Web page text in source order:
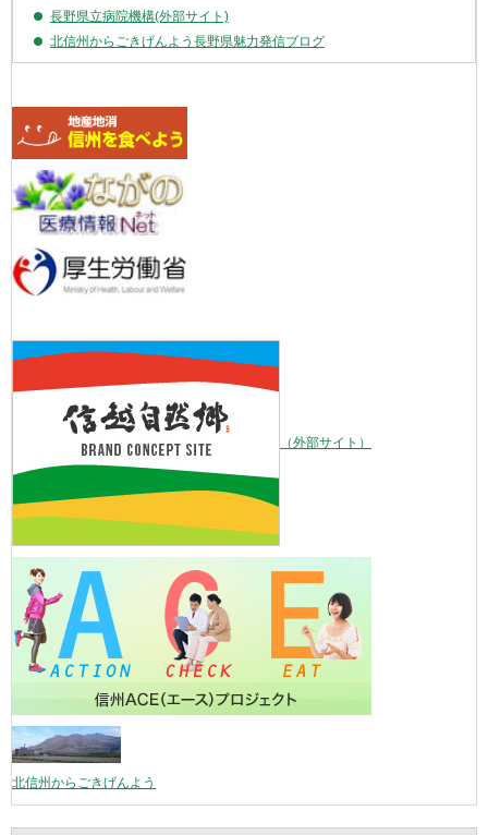
ながの医療情報Net(外部サイト)
食の安全・安心情報
感染症情報
長野県新型インフルエンザ等対策に関する情報
県内の保健福祉事務所
北信地域振興局
飯水医師会（別ウィンドウで外部サイトが開きます）
長野県立病院機構(外部サイト)
北信州からごきげんよう長野県魅力発信ブログ
（外部サイト）